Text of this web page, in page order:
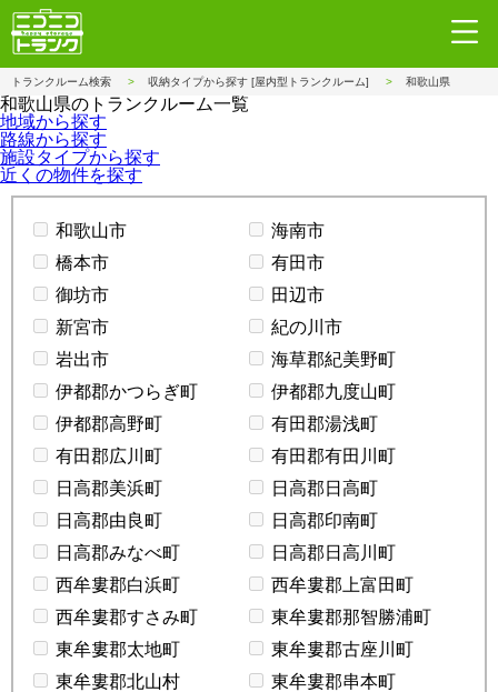
トランクルーム検索 収納タイプから探す [屋内型トランクルーム] 和歌山県
和歌山県のトランクルーム一覧
地域から探す
路線から探す
施設タイプから探す
近くの物件を探す
和歌山市
海南市
橋本市
有田市
御坊市
田辺市
新宮市
紀の川市
岩出市
海草郡紀美野町
伊都郡かつらぎ町
伊都郡九度山町
伊都郡高野町
有田郡湯浅町
有田郡広川町
有田郡有田川町
日高郡美浜町
日高郡日高町
日高郡由良町
日高郡印南町
日高郡みなべ町
日高郡日高川町
西牟婁郡白浜町
西牟婁郡上富田町
西牟婁郡すさみ町
東牟婁郡那智勝浦町
東牟婁郡太地町
東牟婁郡古座川町
東牟婁郡北山村
東牟婁郡串本町